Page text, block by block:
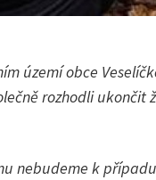
území obce
rozhodli
nebudeme k